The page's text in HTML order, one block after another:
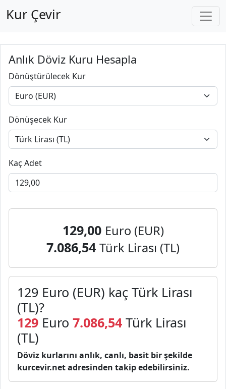
Kur Çevir
Anlık Döviz Kuru Hesapla
Dönüştürülecek Kur
Dönüşecek Kur
Kaç Adet
129,00 Euro (EUR)
7.086,54 Türk Lirası (TL)
129 Euro (EUR) kaç Türk Lirası
(TL)?
129 Euro 7.086,54 Türk Lirası
(TL)
Döviz kurlarını anlık, canlı, basit bir şekilde
kurcevir.net adresinden takip edebilirsiniz.